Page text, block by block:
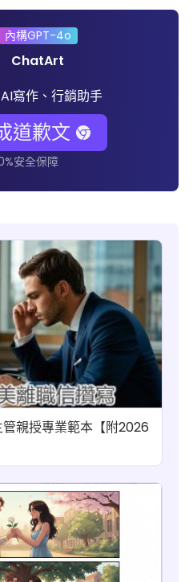
內構GPT-4o
ChatArt
寫作、行銷助手
道歉文
親授專業範本【附2026